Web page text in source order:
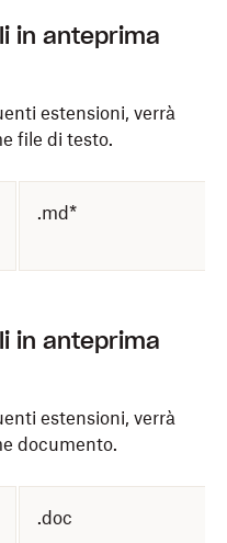
in anteprima
estensioni, verrà
file di testo.
.md*
in anteprima
estensioni, verrà
documento.
.doc